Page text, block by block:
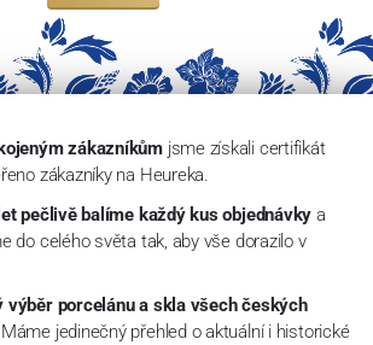
zákazníkům jsme získali certifikát
zákazníky na Heureka.
pečlivě balíme každý kus objednávky a
do celého světa tak, aby vše dorazilo v
výběr porcelánu a skla všech českých
Máme jedinečný přehled o aktuální i historické